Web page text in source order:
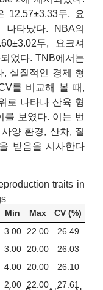
12.57±3.33두, 요
나타났다. NBA의
두, 요크셔
었다. TNB에서는
, 실질적인 경제 형
를 비교해 볼 때,
로 나타나 산육 형
를 보였다. 이는 번
양 환경, 산차, 질
받음을 시사한다
traits in
Min Max
CV (%)
3.00 22.00
26.49
3.00 20.00
26.03
4.00 20.00
26.10
2.00 22.00 27.61